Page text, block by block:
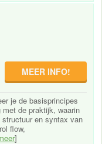
MEER INFO!
je de basisprincipes
de praktijk, waarin
en syntax van
flow,
]